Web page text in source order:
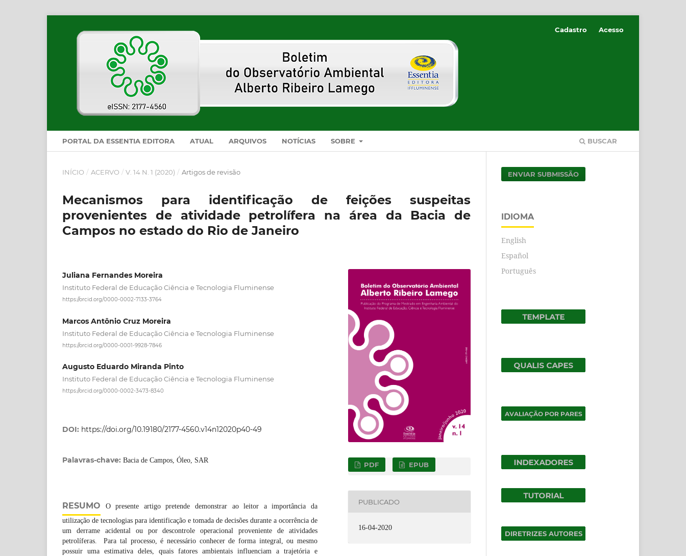
PORTAL DA ESSENTIA EDITORA ATUAL ARQUIVOS NOTÍCIAS SOBRE BUSCAR
Cadastro Acesso
INÍCIO / ACERVO / V. 14 N. 1 (2020) / Artigos de revisão
Mecanismos para identificação de feições suspeitas
provenientes de atividade petrolífera na área da Bacia de
Campos no estado do Rio de Janeiro
Juliana Fernandes Moreira
Instituto Federal de Educação Ciência e Tecnologia Fluminense
https://orcid.org/0000-0002-7133-3764
Marcos Antônio Cruz Moreira
Instituto Federal de Educação Ciência e Tecnologia Fluminense
https://orcid.org/0000-0001-9928-7846
Augusto Eduardo Miranda Pinto
Instituto Federal de Educação Ciência e Tecnologia Fluminense
https://orcid.org/0000-0002-3473-8340
DOI: https://doi.org/10.19180/2177-4560.v14n12020p40-49
Palavras-chave: Bacia de Campos, Óleo, SAR
RESUMO O presente artigo pretende demonstrar ao leitor a importância da
utilização de tecnologias para identificação e tomada de decisões durante a ocorrência de
um derrame acidental ou por descontrole operacional proveniente de atividades
petrolíferas. Para tal processo, é necessário conhecer de forma integral, ou mesmo
possuir uma estimativa deles, quais fatores ambientais influenciam a trajetória e
PDF EPUB
PUBLICADO
16-04-2020
ENVIAR SUBMISSÃO
IDIOMA
English
Español
Português